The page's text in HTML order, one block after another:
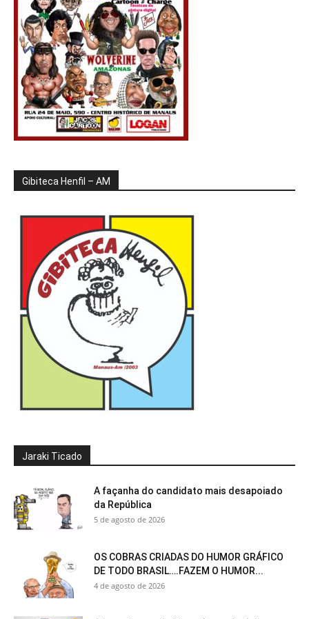
Gibiteca Henfil – AM
Jaraki Ticado
A façanha do candidato mais desapoiado
da República
5 de agosto de 2026
OS COBRAS CRIADAS DO HUMOR GRÁFICO
DE TODO BRASIL….FAZEM O HUMOR...
4 de agosto de 2026